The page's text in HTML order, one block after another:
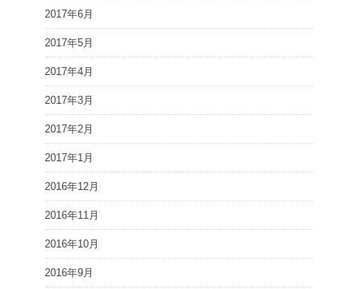
2017年6月
2017年5月
2017年4月
2017年3月
2017年2月
2017年1月
2016年12月
2016年11月
2016年10月
2016年9月